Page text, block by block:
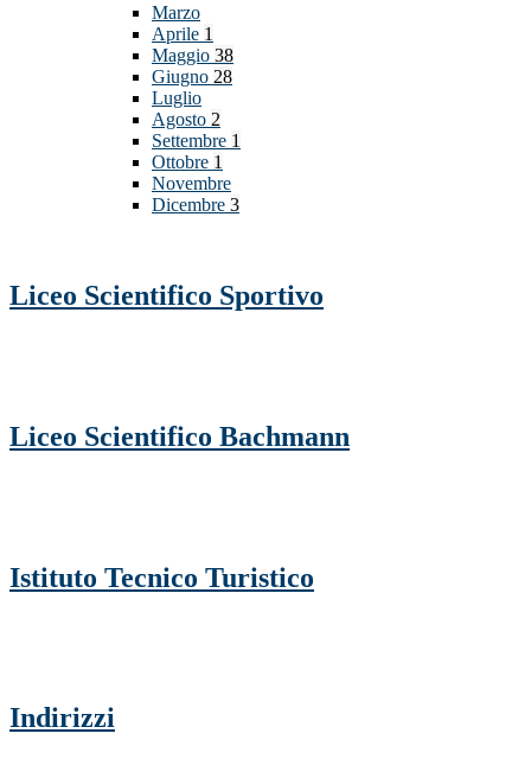
Marzo
Aprile 1
Maggio 38
Giugno 28
Luglio
Agosto 2
Settembre 1
Ottobre 1
Novembre
Dicembre 3
Liceo Scientifico Sportivo
Liceo Scientifico Bachmann
Istituto Tecnico Turistico
Indirizzi